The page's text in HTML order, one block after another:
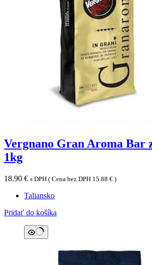
Vergnano Gran Aroma Bar
1kg
18.90 € s DPH ( Cena bez DPH 15.88 € )
Taliansko
Pridať do košíka